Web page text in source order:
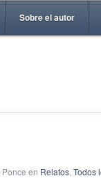
Sobre el autor
en Relatos, Todos